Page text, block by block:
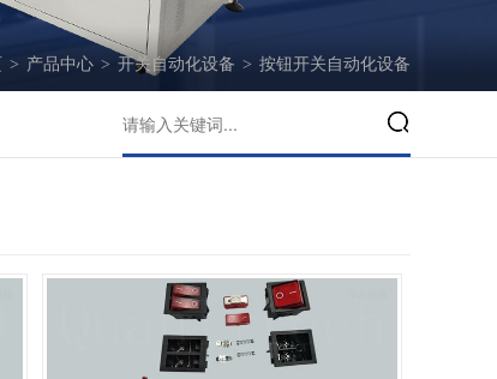
> 产品中心 > 开关自动化设备 > 按钮开关自动化设备